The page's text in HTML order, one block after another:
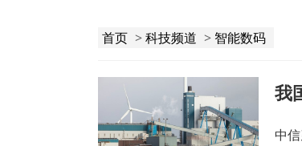
首页 >科技频道 > 智能数码
我
中